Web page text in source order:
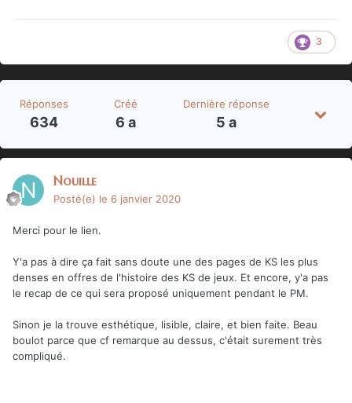
3
Réponses
634
Créé
6 a
Dernière réponse
5 a
Nouille
Posté(e) le 6 janvier 2020
Merci pour le lien.
Y'a pas à dire ça fait sans doute une des pages de KS les plus
denses en offres de l'histoire des KS de jeux. Et encore, y'a pas
le recap de ce qui sera proposé uniquement pendant le PM.
Sinon je la trouve esthétique, lisible, claire, et bien faite. Beau
boulot parce que cf remarque au dessus, c'était surement très
compliqué.